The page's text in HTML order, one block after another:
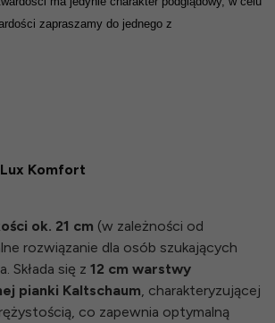
zapraszamy do jednego z
Komfort
ok. 21 cm (w zależności od
rozwiązanie dla osób szukających
Składa się z 12 cm warstwy
pianki Kaltschaum, charakteryzującej
co zapewnia optymalną